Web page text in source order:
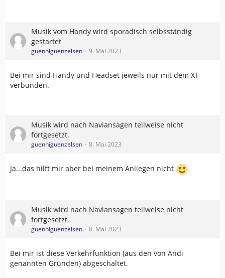
Musik vom Handy wird sporadisch selbsständig
gestartet
guenniguenzelsen 9. Mai 2023
Bei mir sind Handy und Headset jeweils nur mit dem XT
verbunden.
Musik wird nach Naviansagen teilweise nicht
fortgesetzt.
guenniguenzelsen 8. Mai 2023
Ja...das hilft mir aber bei meinem Anliegen nicht
Musik wird nach Naviansagen teilweise nicht
fortgesetzt.
guenniguenzelsen 8. Mai 2023
Bei mir ist diese Verkehrfunktion (aus den von Andi
genannten Gründen) abgeschaltet.